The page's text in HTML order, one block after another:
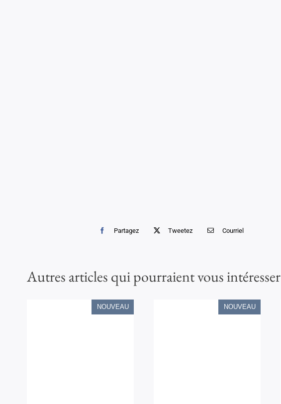
Partagez Tweetez Courriel
Autres articles qui pourraient vous intéresser
NOUVEAU NOUVEAU